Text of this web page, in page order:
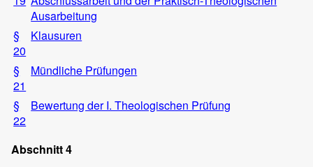
Ausarbeitung
§
20
Klausuren
§
21
Mündliche Prüfungen
§
22
Bewertung der I. Theologischen Prüfung
Abschnitt 4